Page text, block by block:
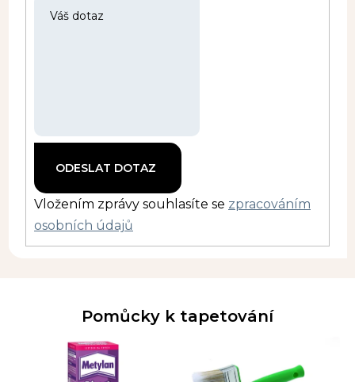
Vložením zprávy souhlasíte se zpracováním
osobních údajů
Pomůcky k tapetování